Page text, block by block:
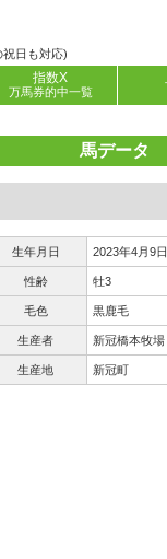
日も対応)
指数X
万馬券的中一覧
馬データ
生年月日 2023年4月9日
性齢 牡3
毛色 黒鹿毛
生産者 新冠橋本牧場
生産地 新冠町